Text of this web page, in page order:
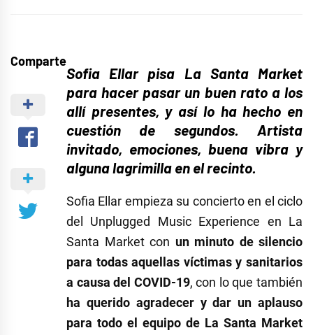
Comparte
Sofia Ellar pisa La Santa Market
para hacer pasar un buen rato a los
allí presentes, y así lo ha hecho en
cuestión de segundos. Artista
invitado, emociones, buena vibra y
alguna lagrimilla en el recinto.
Sofia Ellar empieza su concierto en el ciclo
del Unplugged Music Experience en La
Santa Market con un minuto de silencio
para todas aquellas víctimas y sanitarios
a causa del COVID-19, con lo que también
ha querido agradecer y dar un aplauso
para todo el equipo de La Santa Market